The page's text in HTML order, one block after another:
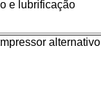
e lubrificação
alternativo